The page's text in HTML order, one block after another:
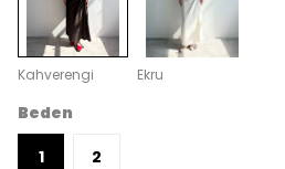
Kahverengi Ekru
Beden
1
2